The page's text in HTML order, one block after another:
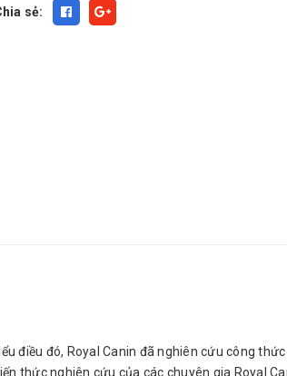
sẻ:
điều đó, Royal Canin đã nghiên cứu công
thức nghiên cứu của các chuyên gia Royal